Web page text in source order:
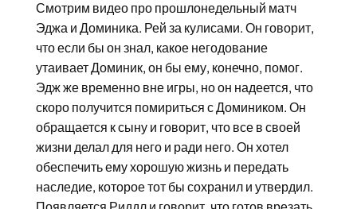
Смотрим видео про прошлонедельный матч
Эджа и Доминика. Рей за кулисами. Он говорит,
что если бы он знал, какое негодование
утаивает Доминик, он бы ему, конечно, помог.
Эдж же временно вне игры, но он надеется, что
скоро получится помириться с Домиником. Он
обращается к сыну и говорит, что все в своей
жизни делал для него и ради него. Он хотел
обеспечить ему хорошую жизнь и передать
наследие, которое тот бы сохранил и утвердил.